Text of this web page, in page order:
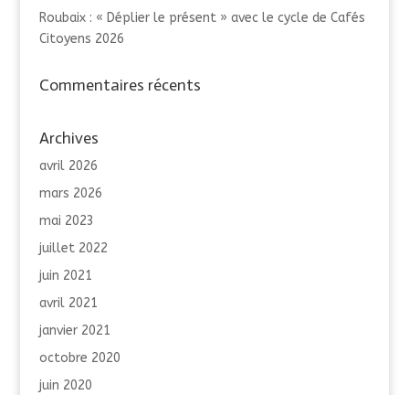
Roubaix : « Déplier le présent » avec le cycle de Cafés
Citoyens 2026
Commentaires récents
Archives
avril 2026
mars 2026
mai 2023
juillet 2022
juin 2021
avril 2021
janvier 2021
octobre 2020
juin 2020